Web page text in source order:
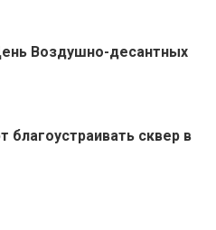
Воздушно-десантных
сквер в